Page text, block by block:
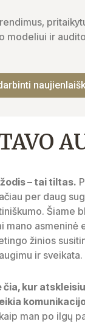
modeliui ir
– tai tiltas.
per daug
Šiame
mano asmeninė
žinios
augimu ir sveikata.
čia, kur
man po ilgų